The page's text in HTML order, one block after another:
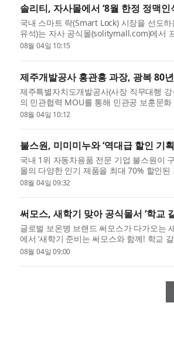
솔리티, 자사몰에서 ‘8월 한정 정맥
국내 스마트 락(Smart Lock) 시장을 선도
유석)는 자사 공식몰(solitymall.com)에서
정 정맥인식 도어락 앵콜 기획전’을 오는
08월 04일 10:15
제주개발공사 홍관홍 과장, 광복 80
제주특별자치도개발공사(사장 직무대행
의 민관협력 MOU를 통해 민관공 보훈문
았다고 4일 밝혔다. 지난 3일 정부서울청사
08월 04일 10:12
불스원, 미미미누와 ‘역대급 할인 기
국내 1위 자동차용품 전문 기업 불스원이
몰의 다양한 인기 제품을 최대 70% 할인
미누 세일)’를 오는 10일까지 진행한다. 이
08월 04일 09:32
써모스, 새학기 맞아 공식몰서 ‘학교
글로벌 보온병 브랜드 써모스가 다가오는
에서 ‘새학기 준비는 써모스와 함께! 학교
교·등원을 앞두고 자녀의 건강한 수분 섭
08월 04일 09:00